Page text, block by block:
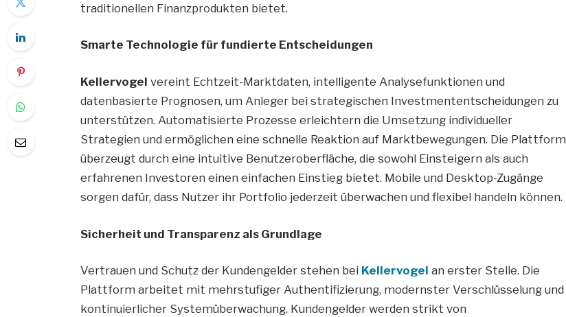
traditionellen Finanzprodukten bietet.
Smarte Technologie für fundierte Entscheidungen
Kellervogel vereint Echtzeit-Marktdaten, intelligente Analysefunktionen und
datenbasierte Prognosen, um Anleger bei strategischen Investmententscheidungen zu
unterstützen. Automatisierte Prozesse erleichtern die Umsetzung individueller
Strategien und ermöglichen eine schnelle Reaktion auf Marktbewegungen. Die Plattform
überzeugt durch eine intuitive Benutzeroberfläche, die sowohl Einsteigern als auch
erfahrenen Investoren einen einfachen Einstieg bietet. Mobile und Desktop-Zugänge
sorgen dafür, dass Nutzer ihr Portfolio jederzeit überwachen und flexibel handeln können.
Sicherheit und Transparenz als Grundlage
Vertrauen und Schutz der Kundengelder stehen bei Kellervogel an erster Stelle. Die
Plattform arbeitet mit mehrstufiger Authentifizierung, modernster Verschlüsselung und
kontinuierlicher Systemüberwachung. Kundengelder werden strikt von